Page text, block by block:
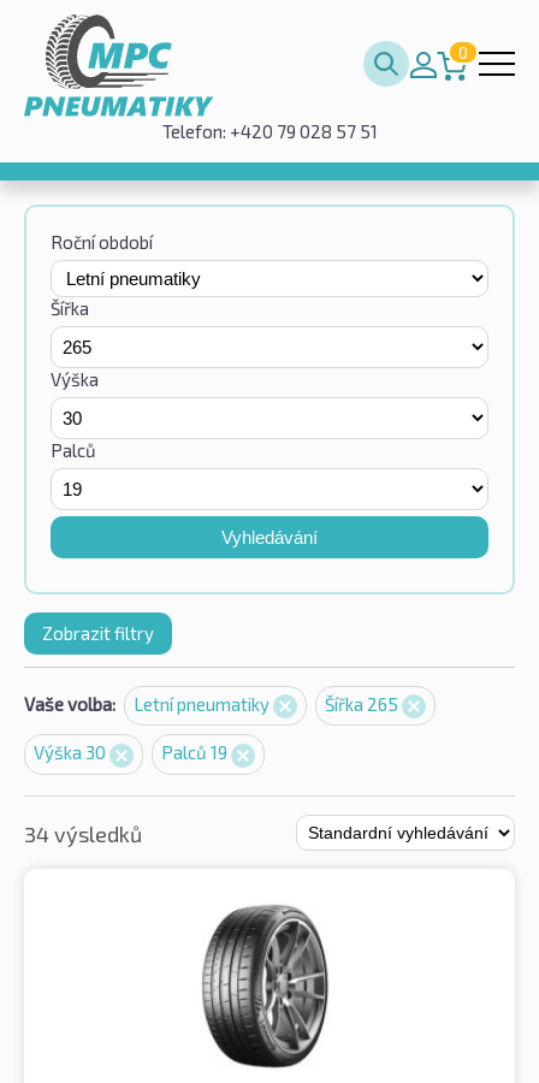
0
Telefon: +420 79 028 57 51
Roční období
Šířka
Výška
Palců
Vyhledávání
Zobrazit filtry
Vaše volba: Letní pneumatiky Šířka 265
Výška 30 Palců 19
34 výsledků